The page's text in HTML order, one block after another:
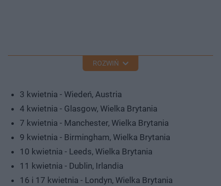
ROZWIŃ
3 kwietnia - Wiedeń, Austria
4 kwietnia - Glasgow, Wielka Brytania
7 kwietnia - Manchester, Wielka Brytania
9 kwietnia - Birmingham, Wielka Brytania
10 kwietnia - Leeds, Wielka Brytania
11 kwietnia - Dublin, Irlandia
16 i 17 kwietnia - Londyn, Wielka Brytania